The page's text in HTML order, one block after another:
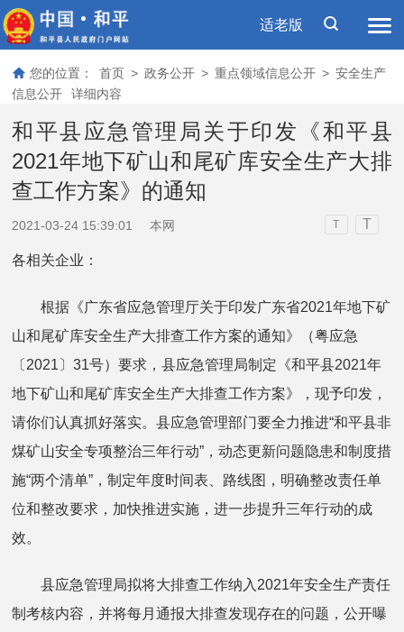
适老版
您的位置： 首页 > 政务公开 > 重点领域信息公开 > 安全生产
信息公开
详细内容
和平县应急管理局关于印发《和平县
2021年地下矿山和尾矿库安全生产大排
查工作方案》的通知
2021-03-24 15:39:01 本网 T T
各相关企业：
根据《广东省应急管理厅关于印发广东省2021年地下矿
山和尾矿库安全生产大排查工作方案的通知》（粤应急
〔2021〕31号）要求，县应急管理局制定《和平县2021年
地下矿山和尾矿库安全生产大排查工作方案》，现予印发，
请你们认真抓好落实。县应急管理部门要全力推进“和平县非
煤矿山安全专项整治三年行动”，动态更新问题隐患和制度措
施“两个清单”，制定年度时间表、路线图，明确整改责任单
位和整改要求，加快推进实施，进一步提升三年行动的成
效。
县应急管理局拟将大排查工作纳入2021年安全生产责任
制考核内容，并将每月通报大排查发现存在的问题，公开曝